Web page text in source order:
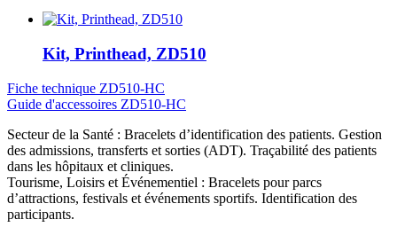
Kit, Printhead, ZD510
Fiche technique ZD510-HC
Guide d'accessoires ZD510-HC
Secteur de la Santé : Bracelets d’identification des patients. Gestion
des admissions, transferts et sorties (ADT). Traçabilité des patients
dans les hôpitaux et cliniques.
Tourisme, Loisirs et Événementiel : Bracelets pour parcs
d’attractions, festivals et événements sportifs. Identification des
participants.